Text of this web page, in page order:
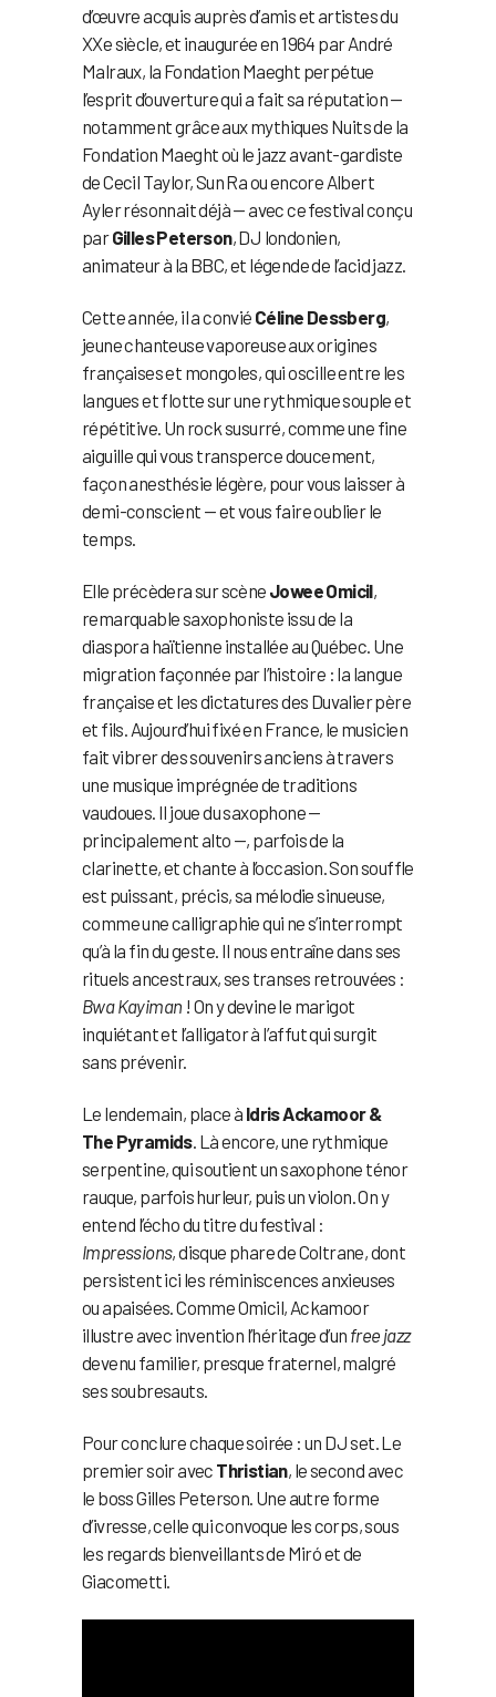
d’œuvre acquis auprès d’amis et artistes du
XXe siècle, et inaugurée en 1964 par André
Malraux, la Fondation Maeght perpétue
l’esprit d’ouverture qui a fait sa réputation —
notamment grâce aux mythiques Nuits de la
Fondation Maeght où le jazz avant-gardiste
de Cecil Taylor, Sun Ra ou encore Albert
Ayler résonnait déjà — avec ce festival conçu
parGilles Peterson, DJ londonien,
animateur à la BBC, et légende de l’acid jazz.
Cette année, il a convié Céline Dessberg,
jeune chanteuse vaporeuse aux origines
françaises et mongoles, qui oscille entre les
langues et flotte sur une rythmique souple et
répétitive. Un rock susurré, comme une fine
aiguille qui vous transperce doucement,
façon anesthésie légère, pour vous laisser à
demi-conscient — et vous faire oublier le
temps.
Elle précèdera sur scène Jowee Omicil,
remarquable saxophoniste issu de la
diaspora haïtienne installée au Québec. Une
migration façonnée par l’histoire : la langue
française et les dictatures des Duvalier père
et fils. Aujourd’hui fixé en France, le musicien
fait vibrer des souvenirs anciens à travers
une musique imprégnée de traditions
vaudoues. Il joue du saxophone —
principalement alto —, parfois de la
clarinette, et chante à l’occasion. Son souffle
est puissant, précis, sa mélodie sinueuse,
comme une calligraphie qui ne s’interrompt
qu’à la fin du geste. Il nous entraîne dans ses
rituels ancestraux, ses transes retrouvées :
Bwa Kayiman ! On y devine le marigot
inquiétant et l’alligator à l’affut qui surgit
sans prévenir.
Le lendemain, place à Idris Ackamoor &
The Pyramids. Là encore, une rythmique
serpentine, qui soutient un saxophone ténor
rauque, parfois hurleur, puis un violon. On y
entend l’écho du titre du festival :
Impressions, disque phare de Coltrane, dont
persistent ici les réminiscences anxieuses
ou apaisées. Comme Omicil, Ackamoor
illustre avec invention l’héritage d’un free jazz
devenu familier, presque fraternel, malgré
ses soubresauts.
Pour conclure chaque soirée : un DJ set. Le
premier soir avec Thristian, le second avec
le boss Gilles Peterson. Une autre forme
d’ivresse, celle qui convoque les corps, sous
les regards bienveillants de Miró et de
Giacometti.